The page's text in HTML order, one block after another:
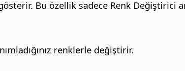
Bu özellik sadece Renk Değiştirici
renklerle değiştirir.